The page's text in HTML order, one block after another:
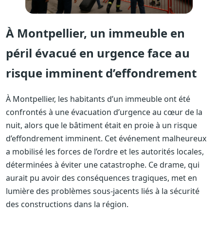
À Montpellier, un immeuble en
péril évacué en urgence face au
risque imminent d’effondrement
À Montpellier, les habitants d’un immeuble ont été
confrontés à une évacuation d’urgence au cœur de la
nuit, alors que le bâtiment était en proie à un risque
d’effondrement imminent. Cet événement malheureux
a mobilisé les forces de l’ordre et les autorités locales,
déterminées à éviter une catastrophe. Ce drame, qui
aurait pu avoir des conséquences tragiques, met en
lumière des problèmes sous-jacents liés à la sécurité
des constructions dans la région.